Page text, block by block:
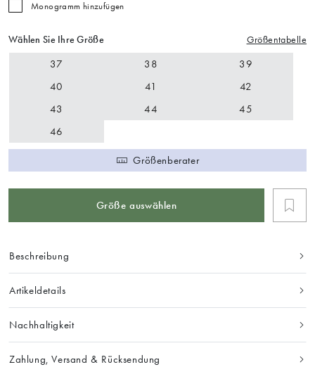
Monogramm hinzufügen
Wählen Sie Ihre Größe Größentabelle
37 38
39
40
41
42
43
44
45
46
Größenberater
Größe auswählen
Beschreibung
Artikeldetails
Nachhaltigkeit
Zahlung, Versand & Rücksendung